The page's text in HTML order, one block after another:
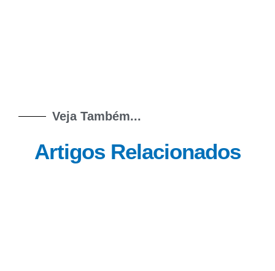
Veja Também...
Artigos Relacionados